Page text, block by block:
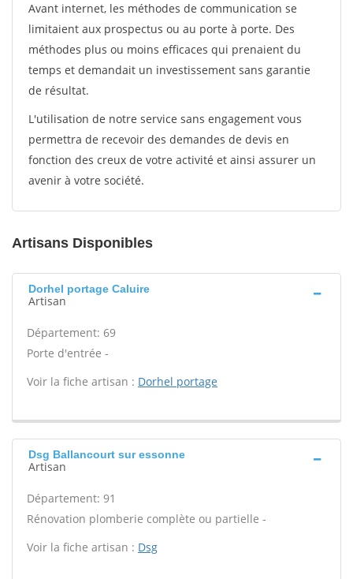
Avant internet, les méthodes de communication se
limitaient aux prospectus ou au porte à porte. Des
méthodes plus ou moins efficaces qui prenaient du
temps et demandait un investissement sans garantie
de résultat.
L'utilisation de notre service sans engagement vous
permettra de recevoir des demandes de devis en
fonction des creux de votre activité et ainsi assurer un
avenir à votre société.
Artisans Disponibles
Dorhel portage Caluire
Artisan
Département: 69
Porte d'entrée -
Voir la fiche artisan : Dorhel portage
Dsg Ballancourt sur essonne
Artisan
Département: 91
Rénovation plomberie complète ou partielle -
Voir la fiche artisan : Dsg